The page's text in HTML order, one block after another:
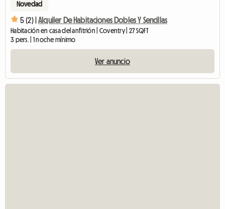
Novedad
5 (2) | Alquiler De Habitaciones Dobles Y Sencillas
Habitación en casa del anfitrión | Coventry | 27 SQFT
3 pers. | 1 noche mínimo
Ver anuncio